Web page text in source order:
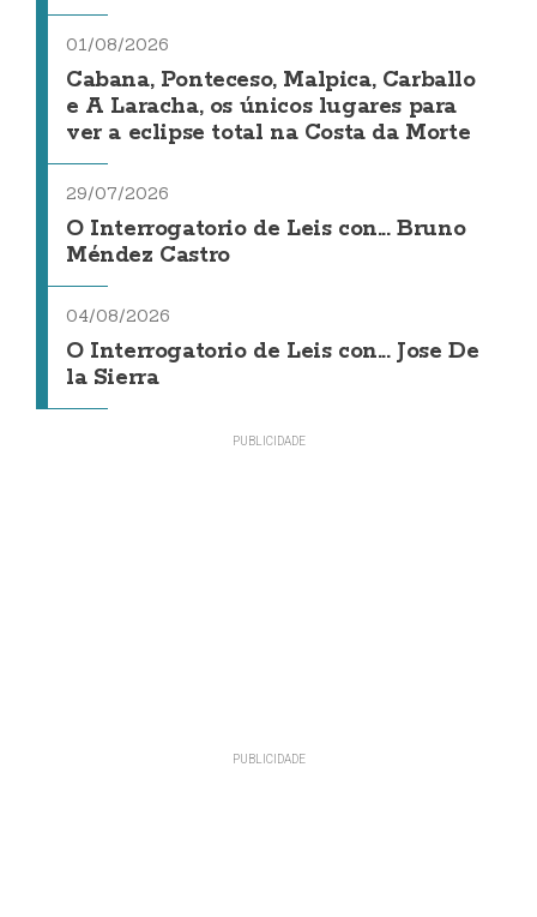
01/08/2026
Cabana, Ponteceso, Malpica, Carballo
e A Laracha, os únicos lugares para
ver a eclipse total na Costa da Morte
29/07/2026
O Interrogatorio de Leis con... Bruno
Méndez Castro
04/08/2026
O Interrogatorio de Leis con... Jose De
la Sierra